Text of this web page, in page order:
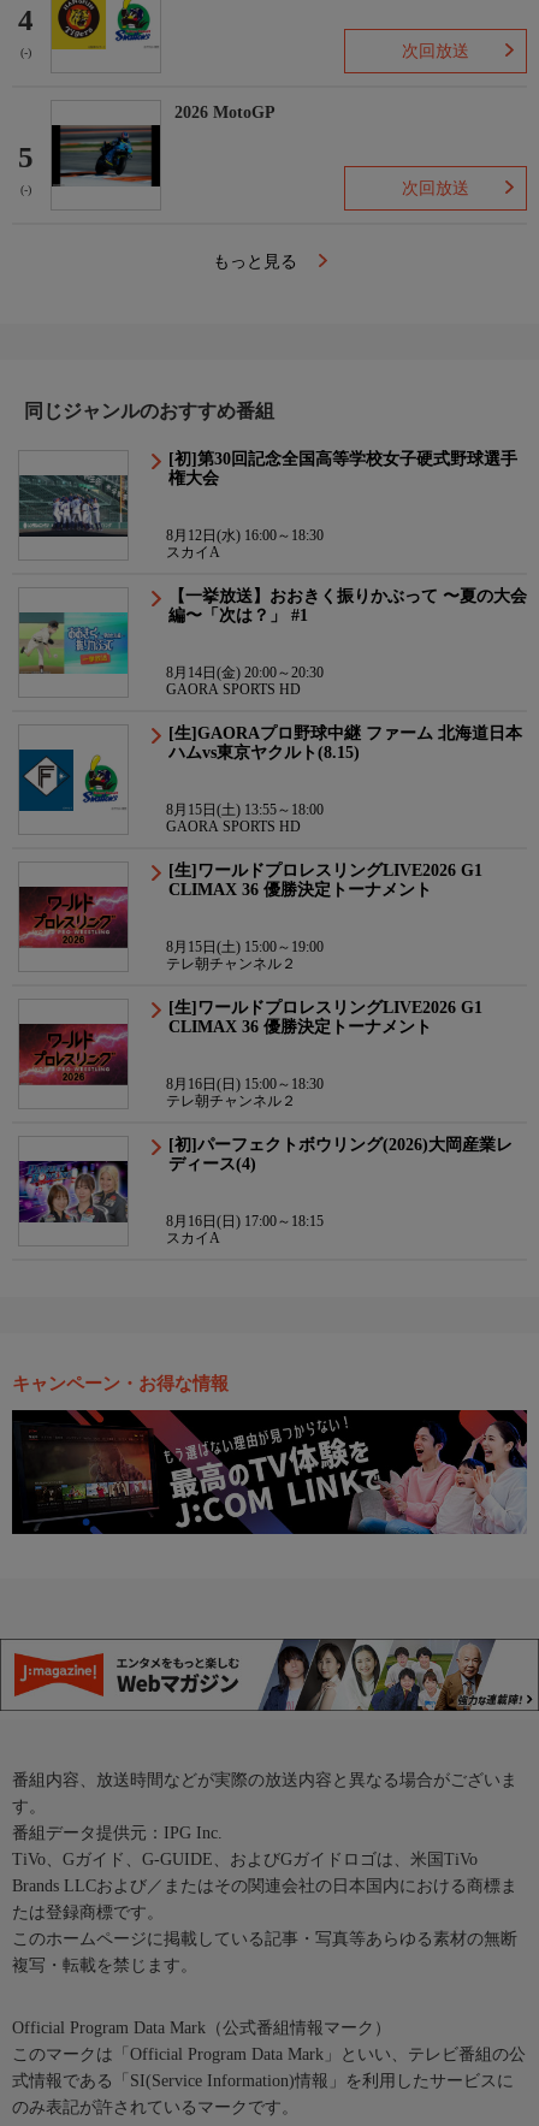
4
(-) 次回放送
5
(-)
2026 MotoGP
次回放送
もっと見る
同じジャンルのおすすめ番組
[初]第30回記念全国高等学校女子硬式野球選手
権大会
8月12日(水) 16:00～18:30
スカイA
【一挙放送】おおきく振りかぶって 〜夏の大会
編〜「次は？」 #1
8月14日(金) 20:00～20:30
GAORA SPORTS HD
[生]GAORAプロ野球中継 ファーム 北海道日本
ハムvs東京ヤクルト(8.15)
8月15日(土) 13:55～18:00
GAORA SPORTS HD
[生]ワールドプロレスリングLIVE2026 G1
CLIMAX 36 優勝決定トーナメント
8月15日(土) 15:00～19:00
テレ朝チャンネル２
[生]ワールドプロレスリングLIVE2026 G1
CLIMAX 36 優勝決定トーナメント
8月16日(日) 15:00～18:30
テレ朝チャンネル２
[初]パーフェクトボウリング(2026)大岡産業レ
ディース(4)
8月16日(日) 17:00～18:15
スカイA
キャンペーン・お得な情報
番組内容、放送時間などが実際の放送内容と異なる場合がございま
す。
番組データ提供元：IPG Inc.
TiVo、Gガイド、G-GUIDE、およびGガイドロゴは、米国TiVo
Brands LLCおよび／またはその関連会社の日本国内における商標ま
たは登録商標です。
このホームページに掲載している記事・写真等あらゆる素材の無断
複写・転載を禁じます。
Official Program Data Mark（公式番組情報マーク）
このマークは「Official Program Data Mark」といい、テレビ番組の公
式情報である「SI(Service Information)情報」を利用したサービスに
のみ表記が許されているマークです。